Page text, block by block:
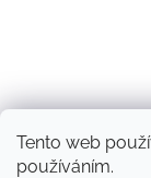
Tento web
používáním.